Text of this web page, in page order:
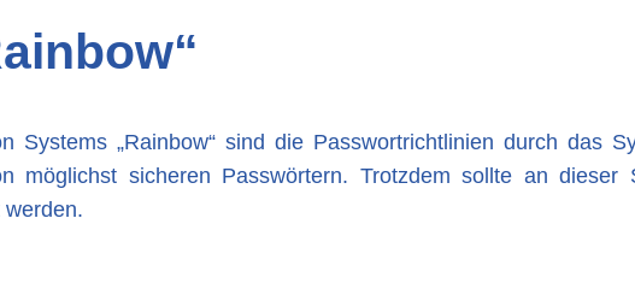
Systems „Rainbow“ sind die Passwortrichtlinien durch das
möglichst sicheren Passwörtern. Trotzdem sollte an